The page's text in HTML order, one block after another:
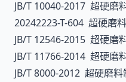
JB/T 10040-2017 超硬磨
20242223-T-604 超硬磨
JB/T 12546-2015 超硬磨
JB/T 11766-2014 超硬磨
JB/T 8000-2012 超硬磨